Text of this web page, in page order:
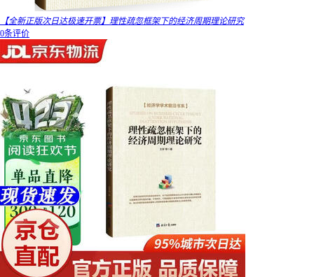
【全新正版次日达极速开票】理性疏忽框架下的经济周期理论研究
0条评价